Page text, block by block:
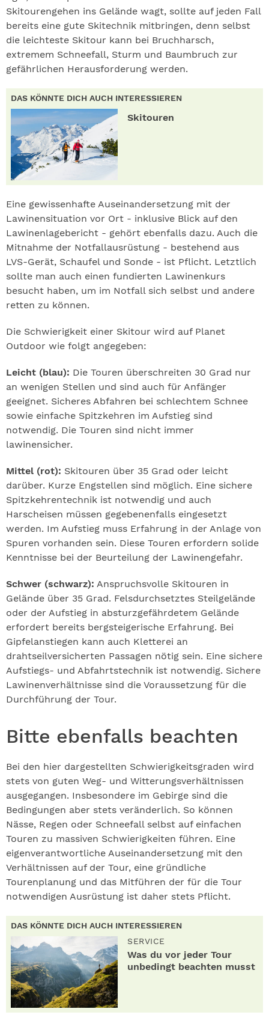
Skitourengehen ins Gelände wagt, sollte auf jeden Fall
bereits eine gute Skitechnik mitbringen, denn selbst
die leichteste Skitour kann bei Bruchharsch,
extremem Schneefall, Sturm und Baumbruch zur
gefährlichen Herausforderung werden.
DAS KÖNNTE DICH AUCH INTERESSIEREN
Skitouren
Eine gewissenhafte Auseinandersetzung mit der
Lawinensituation vor Ort - inklusive Blick auf den
Lawinenlagebericht - gehört ebenfalls dazu. Auch die
Mitnahme der Notfallausrüstung - bestehend aus
LVS-Gerät, Schaufel und Sonde - ist Pflicht. Letztlich
sollte man auch einen fundierten Lawinenkurs
besucht haben, um im Notfall sich selbst und andere
retten zu können.
Die Schwierigkeit einer Skitour wird auf Planet
Outdoor wie folgt angegeben:
Leicht (blau): Die Touren überschreiten 30 Grad nur
an wenigen Stellen und sind auch für Anfänger
geeignet. Sicheres Abfahren bei schlechtem Schnee
sowie einfache Spitzkehren im Aufstieg sind
notwendig. Die Touren sind nicht immer
lawinensicher.
Mittel (rot): Skitouren über 35 Grad oder leicht
darüber. Kurze Engstellen sind möglich. Eine sichere
Spitzkehrentechnik ist notwendig und auch
Harscheisen müssen gegebenenfalls eingesetzt
werden. Im Aufstieg muss Erfahrung in der Anlage von
Spuren vorhanden sein. Diese Touren erfordern solide
Kenntnisse bei der Beurteilung der Lawinengefahr.
Schwer (schwarz): Anspruchsvolle Skitouren in
Gelände über 35 Grad. Felsdurchsetztes Steilgelände
oder der Aufstieg in absturzgefährdetem Gelände
erfordert bereits bergsteigerische Erfahrung. Bei
Gipfelanstiegen kann auch Kletterei an
drahtseilversicherten Passagen nötig sein. Eine sichere
Aufstiegs- und Abfahrtstechnik ist notwendig. Sichere
Lawinenverhältnisse sind die Voraussetzung für die
Durchführung der Tour.
Bitte ebenfalls beachten
Bei den hier dargestellten Schwierigkeitsgraden wird
stets von guten Weg- und Witterungsverhältnissen
ausgegangen. Insbesondere im Gebirge sind die
Bedingungen aber stets veränderlich. So können
Nässe, Regen oder Schneefall selbst auf einfachen
Touren zu massiven Schwierigkeiten führen. Eine
eigenverantwortliche Auseinandersetzung mit den
Verhältnissen auf der Tour, eine gründliche
Tourenplanung und das Mitführen der für die Tour
notwendigen Ausrüstung ist daher stets Pflicht.
DAS KÖNNTE DICH AUCH INTERESSIEREN
SERVICE
Was du vor jeder Tour
unbedingt beachten musst